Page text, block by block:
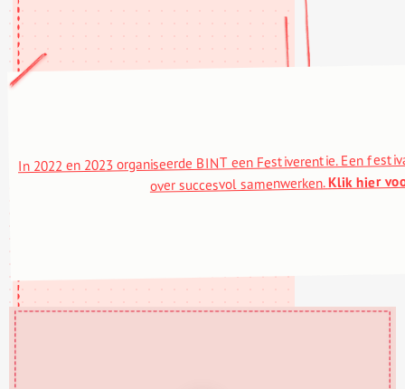
In 2022 en 2023 organiseerde BINT een Festiverentie. Een
over succesvol samenwerken.Klik hier